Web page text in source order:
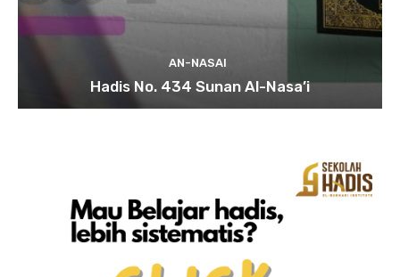
AN-NASAI
Hadis No. 434 Sunan Al-Nasa’i